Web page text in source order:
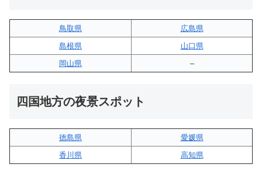
鳥取県
広島県
島根県
山口県
岡山県
–
四国地方の夜景スポット
徳島県
愛媛県
香川県
高知県